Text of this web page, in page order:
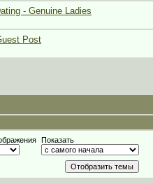
- Genuine Ladies
Post
Показать